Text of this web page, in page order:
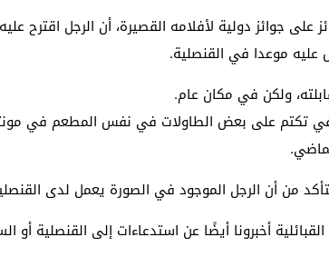
جوائز دولية لأفلامه القصيرة، أن الرجل اقترح
عليه موعدا في القنصلية.
ولكن في مكان عام.
من أن الرجل الموجود في الصورة يعمل لدى
أخبرونا أيضًا عن استدعاءات إلى القنصلية أو